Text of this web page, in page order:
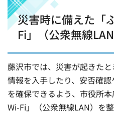
災害時に備えた「
Fi」（公衆無線
藤沢市では、災害が起きた
情報を入手したり、安否確
を確保できるよう、市役所
Wi-Fi」（公衆無線LAN）を整